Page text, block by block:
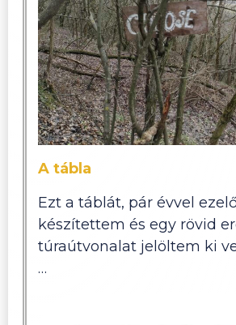
A tábla
Ezt a táblát, pár évvel
készítettem és egy rövid
túraútvonalat jelöltem ki
…